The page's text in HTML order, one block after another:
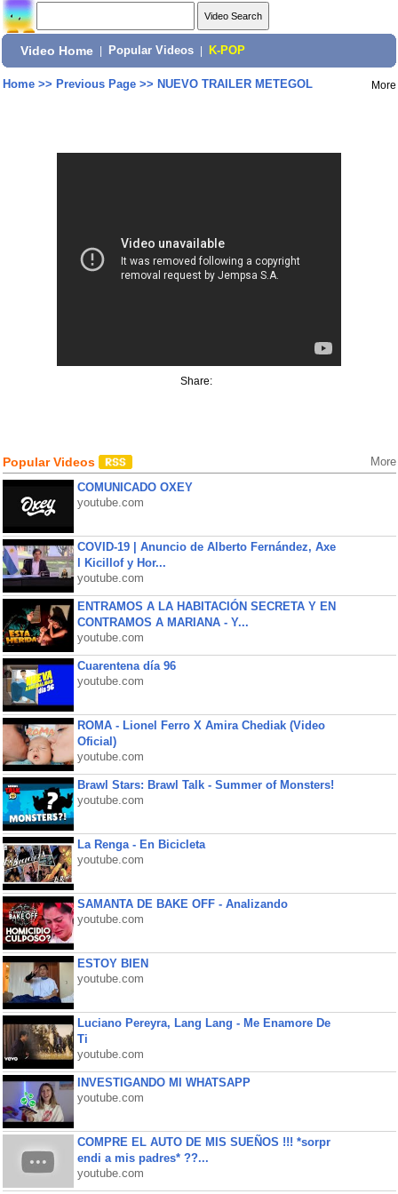
Video Home Popular Videos K-POP
Home>> Previous Page>> NUEVO TRAILER METEGOL More
Share:
Popular Videos More
COMUNICADO OXEY
youtube.com
COVID-19 | Anuncio de Alberto Fernández, Axe
l Kicillof y Hor...
youtube.com
ENTRAMOS A LA HABITACIÓN SECRETA Y EN
CONTRAMOS A MARIANA - Y...
youtube.com
Cuarentena día 96
youtube.com
ROMA - Lionel Ferro X Amira Chediak (Video
Oficial)
youtube.com
Brawl Stars: Brawl Talk - Summer of Monsters!
youtube.com
La Renga - En Bicicleta
youtube.com
SAMANTA DE BAKE OFF - Analizando
youtube.com
ESTOY BIEN
youtube.com
Luciano Pereyra, Lang Lang - Me Enamore De
Ti
youtube.com
INVESTIGANDO MI WHATSAPP
youtube.com
COMPRE EL AUTO DE MIS SUEÑOS !!! *sorpr
endi a mis padres* ??...
youtube.com